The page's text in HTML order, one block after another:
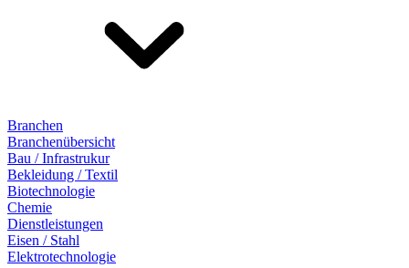
Branchen
Branchenübersicht
Bau / Infrastrukur
Bekleidung / Textil
Biotechnologie
Chemie
Dienstleistungen
Eisen / Stahl
Elektrotechnologie